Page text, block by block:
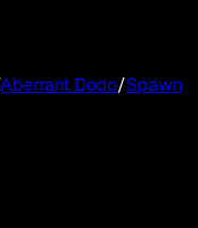
Aberrant Dodo/Spawn